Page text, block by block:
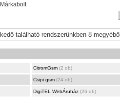
Márkabolt
található rendszerünkben 8 megyéből
CitromGsm (2 db)
Csipi gsm (24 db)
DigiTEL WebÁruház (26 db)